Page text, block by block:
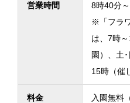
営業時間
8時40分
※「フラ
は、7時
園）、土
15時（催
料金
入園無料